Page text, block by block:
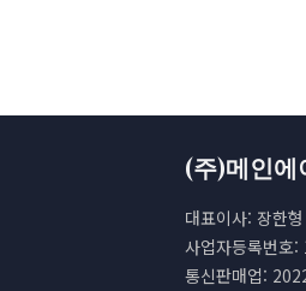
(주)메인에
대표이사: 장한형
사업자등록번
통신판매업: